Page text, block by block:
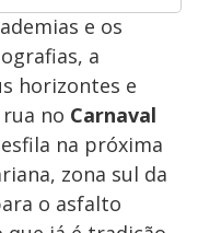
e os
a
horizontes e
no Carnaval
na próxima
zona sul da
o asfalto